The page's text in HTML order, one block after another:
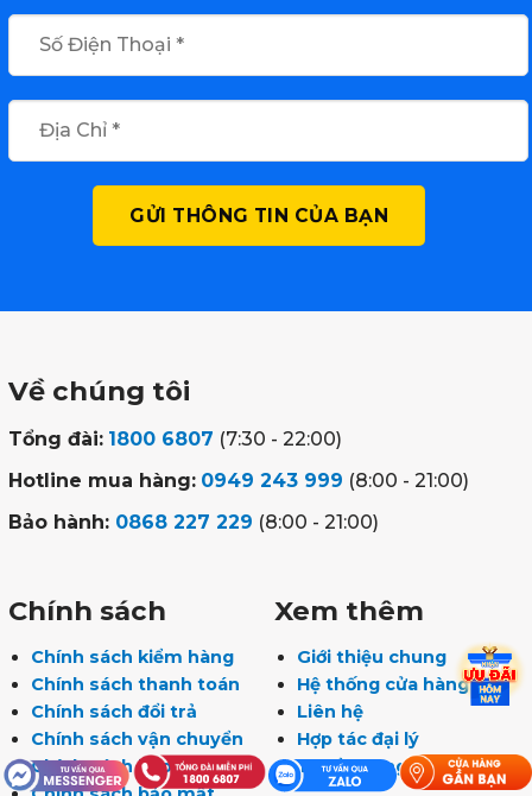
Về chúng tôi
Tổng đài: 1800 6807 (7:30 - 22:00)
Hotline mua hàng: 0949 243 999 (8:00 - 21:00)
Bảo hành: 0868 227 229 (8:00 - 21:00)
Chính sách
Chính sách kiểm hàng
Chính sách thanh toán
Chính sách đổi trả
Chính sách vận chuyển
Chính sách bảo hành
Xem thêm
Giới thiệu chung
Hệ thống cửa hàng
Liên hệ
Hợp tác đại lý
Tuyển dụng